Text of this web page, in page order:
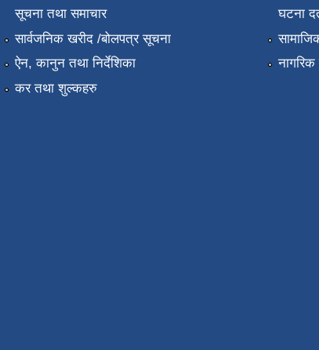
सूचना तथा समाचार
सार्वजनिक खरीद /बोलपत्र सूचना
ऐन, कानुन तथा निर्देशिका
कर तथा शुल्कहरु
घटना
नागरिक